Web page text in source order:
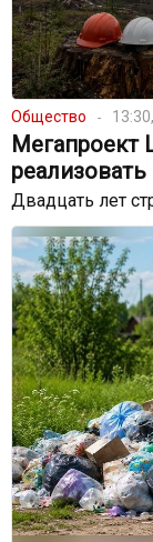
Общество
Мегапроект
Двадцать лет